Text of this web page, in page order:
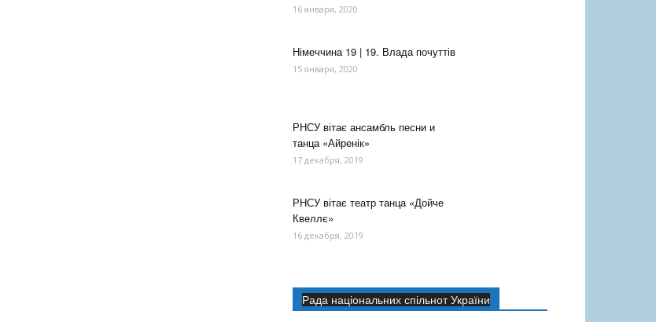
16 января, 2020
Німеччина 19 | 19. Влада почуттів
15 января, 2020
РНСУ вітає ансамбль песни и
танца «Айренік»
17 декабря, 2019
РНСУ вітає театр танца «Дойче
Квеллє»
16 декабря, 2019
Рада національних спільнот України